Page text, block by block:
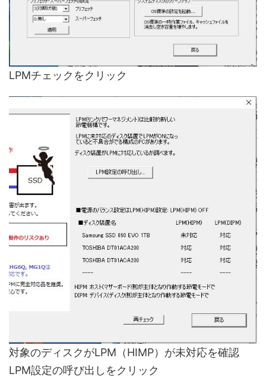
LPMチェックをクリック
対象のディスクがLPM（HIMP）が未対応を確認
LPM設定の呼び出しをクリック